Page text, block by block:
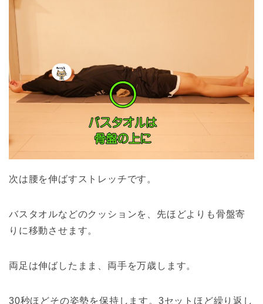
次は腰を伸ばすストレッチです。
バスタオルなどのクッションを、先ほどよりも骨盤寄
りに移動させます。
両足は伸ばしたまま、両手を万歳します。
30秒ほどその姿勢を保持します。3セットほど繰り返し